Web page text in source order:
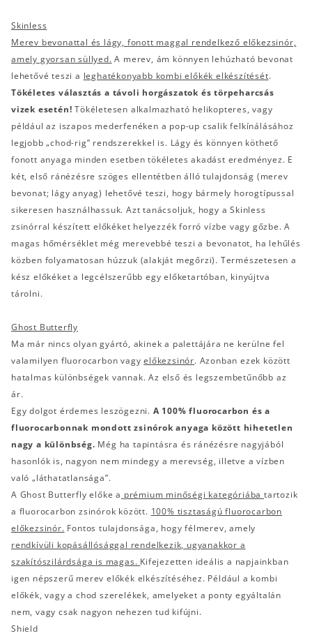
Skinless
Merev bevonattal és lágy, fonott maggal rendelkező előkezsinór,
amely gyorsan süllyed. A merev, ám könnyen lehúzható bevonat
lehetővé teszi a leghatékonyabb kombi előkék elkészítését.
Tökéletes választás a távoli horgászatok és törpeharcsás
vizek esetén! Tökéletesen alkalmazható helikopteres, vagy
például az iszapos mederfenéken a pop-up csalik felkínálásához
legjobb „chod-rig” rendszerekkel is. Lágy és könnyen köthető
fonott anyaga minden esetben tökéletes akadást eredményez. E
két, első ránézésre szöges ellentétben álló tulajdonság (merev
bevonat; lágy anyag) lehetővé teszi, hogy bármely horogtípussal
sikeresen használhassuk. Azt tanácsoljuk, hogy a Skinless
zsinórral készített előkéket helyezzék forró vízbe vagy gőzbe. A
magas hőmérséklet még merevebbé teszi a bevonatot, ha lehűlés
közben folyamatosan húzzuk (alakját megőrzi). Természetesen a
kész előkéket a legcélszerűbb egy előketartóban, kinyújtva
tárolni.
Ghost Butterfly
Ma már nincs olyan gyártó, akinek a palettájára ne kerülne fel
valamilyen fluorocarbon vagyelőkezsinór. Azonban ezek között
hatalmas különbségek vannak. Az első és legszembetűnőbb az
ár.
Egy dolgot érdemes leszögezni. A 100% fluorocarbon és a
fluorocarbonnak mondott zsinórok anyaga között hihetetlen
nagy a különbség. Még ha tapintásra és ránézésre nagyjából
hasonlók is, nagyon nem mindegy a merevség, illetve a vízben
való „láthatatlansága”.
A Ghost Butterfly előke a prémium minőségi kategóriábatartozik
a fluorocarbon zsinórok között. 100% tisztaságú fluorocarbon
előkezsinór. Fontos tulajdonsága, hogy félmerev, amely
rendkívüli kopásállósággal rendelkezik, ugyanakkor a
szakítószilárdsága is magas. Kifejezetten ideális a napjainkban
igen népszerű merev előkék elkészítéséhez. Például a kombi
előkék, vagy a chod szerelékek, amelyeket a ponty egyáltalán
nem, vagy csak nagyon nehezen tud kifújni.
Shield